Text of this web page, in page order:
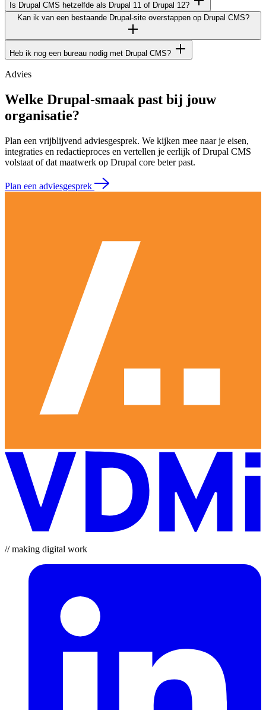
Is Drupal CMS hetzelfde als Drupal 11 of Drupal 12?
Kan ik van een bestaande Drupal-site overstappen op Drupal CMS?
Heb ik nog een bureau nodig met Drupal CMS?
Advies
Welke Drupal-smaak past bij jouw
organisatie?
Plan een vrijblijvend adviesgesprek. We kijken mee naar je eisen,
integraties en redactieproces en vertellen je eerlijk of Drupal CMS
volstaat of dat maatwerk op Drupal core beter past.
Plan een adviesgesprek
// making digital work